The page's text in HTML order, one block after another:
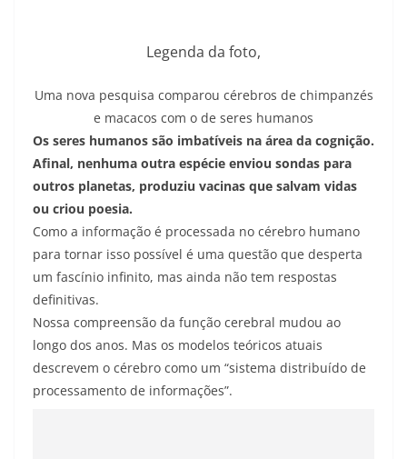
Legenda da foto,
Uma nova pesquisa comparou cérebros de chimpanzés
e macacos com o de seres humanos
Os seres humanos são imbatíveis ​​na área da cognição.
Afinal, nenhuma outra espécie enviou sondas para
outros planetas, produziu vacinas que salvam vidas
ou criou poesia.
Como a informação é processada no cérebro humano
para tornar isso possível é uma questão que desperta
um fascínio infinito, mas ainda não tem respostas
definitivas.
Nossa compreensão da função cerebral mudou ao
longo dos anos. Mas os modelos teóricos atuais
descrevem o cérebro como um “sistema distribuído de
processamento de informações”.